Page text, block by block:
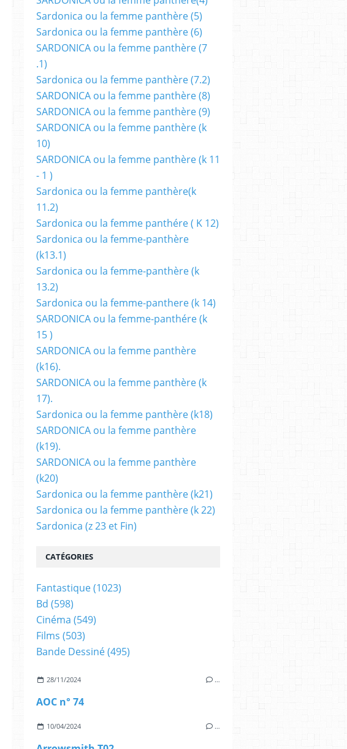
28/11/2024 …
AOC n° 74
10/04/2024 …
Sardonica ou la femme panthère (5)
Sardonica ou la femme panthère (6)
SARDONICA ou la femme panthère (7
.1)
Sardonica ou la femme panthère (7.2)
SARDONICA ou la femme panthère (8)
SARDONICA ou la femme panthère (9)
SARDONICA ou la femme panthère (k
10)
SARDONICA ou la femme panthère (k 11
- 1 )
Sardonica ou la femme panthère(k
11.2)
Sardonica ou la femme panthére ( K 12)
Sardonica ou la femme-panthère
(k13.1)
Sardonica ou la femme-panthère (k
13.2)
Sardonica ou la femme-panthere (k 14)
SARDONICA ou la femme-panthére (k
15 )
SARDONICA ou la femme panthère
(k16).
SARDONICA ou la femme panthère (k
17).
Sardonica ou la femme panthère (k18)
SARDONICA ou la femme panthère
(k19).
SARDONICA ou la femme panthère
(k20)
Sardonica ou la femme panthère (k21)
Sardonica ou la femme panthère (k 22)
Sardonica (z 23 et Fin)
CATÉGORIES
Fantastique(1023)
Bd (598)
Cinéma (549)
Films (503)
Bande Dessiné(495)